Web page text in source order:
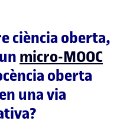
ciència oberta,
micro-MOOC
oberta
una via